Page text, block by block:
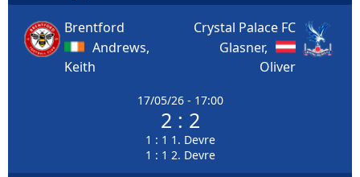
Brentford
Andrews,
Keith
17/05/26 - 17:00
2 : 2
1 : 1 1. Devre
1 : 1 2. Devre
Crystal Palace FC
Glasner,
Oliver